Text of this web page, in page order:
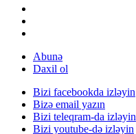
Abunə
Daxil ol
Bizi facebookda izləyin
Bizə email yazın
Bizi teleqram-da izləyin
Bizi youtube-də izləyin